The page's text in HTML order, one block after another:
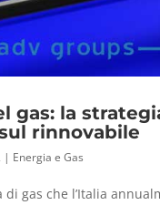
gas: la
rinnovabile
| Energia e Gas
di gas che l’Italia